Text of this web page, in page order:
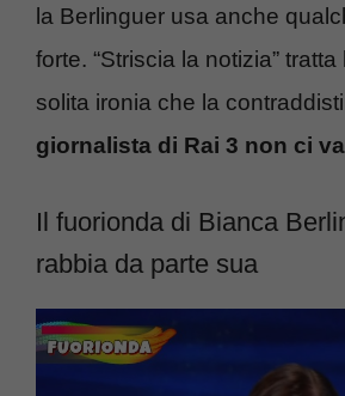
la Berlinguer usa anche
forte. “Striscia la notizia”
solita ironia che la
giornalista di Rai 3 non ci
Il fuorionda di Bianca
rabbia da parte sua